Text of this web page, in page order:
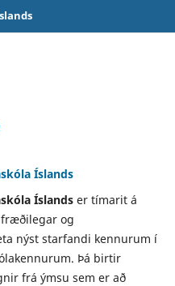
Íslands
Íslandser tímarit á
og
nýst starfandi kennurum í
Þá birtir
frá ýmsu sem er að